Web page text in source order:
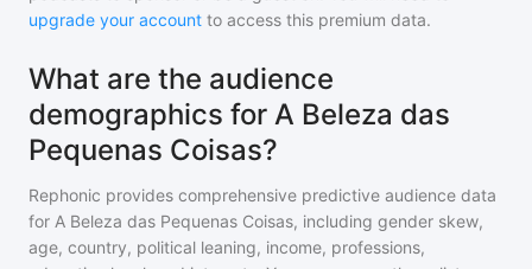
upgrade your account to access this premium data.
What are the audience
demographics for A Beleza das
Pequenas Coisas?
Rephonic provides comprehensive predictive audience data
for A Beleza das Pequenas Coisas, including gender skew,
age, country, political leaning, income, professions,